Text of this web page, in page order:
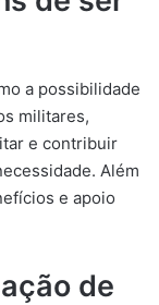
a possibilidade
militares,
e contribuir
Além
e apoio
de